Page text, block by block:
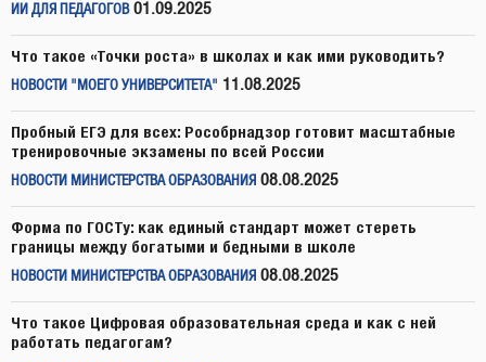
ИИ ДЛЯ ПЕДАГОГОВ 01.09.2025
Что такое «Точки роста» в школах и как ими руководить?
НОВОСТИ "МОЕГО УНИВЕРСИТЕТА" 11.08.2025
Пробный ЕГЭ для всех: Рособрнадзор готовит масштабные
тренировочные экзамены по всей России
НОВОСТИ МИНИСТЕРСТВА ОБРАЗОВАНИЯ 08.08.2025
Форма по ГОСТу: как единый стандарт может стереть
границы между богатыми и бедными в школе
НОВОСТИ МИНИСТЕРСТВА ОБРАЗОВАНИЯ 08.08.2025
Что такое Цифровая образовательная среда и как с ней
работать педагогам?